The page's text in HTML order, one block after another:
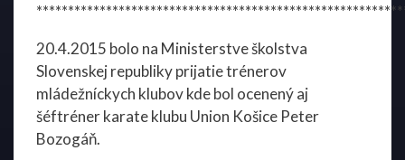
20.4.2015 bolo na Ministerstve školstva
Slovenskej republiky prijatie trénerov
mládežníckych klubov kde bol ocenený aj
šéftréner karate klubu Union Košice Peter
Bozogáň.